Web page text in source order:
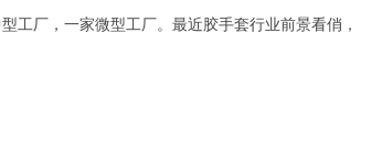
工厂，一家微型工厂。最近胶手套行业前景看俏，